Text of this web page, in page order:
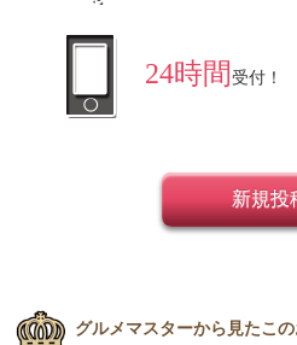
24時間 受付！
新規投
グルメマスターから見たこ